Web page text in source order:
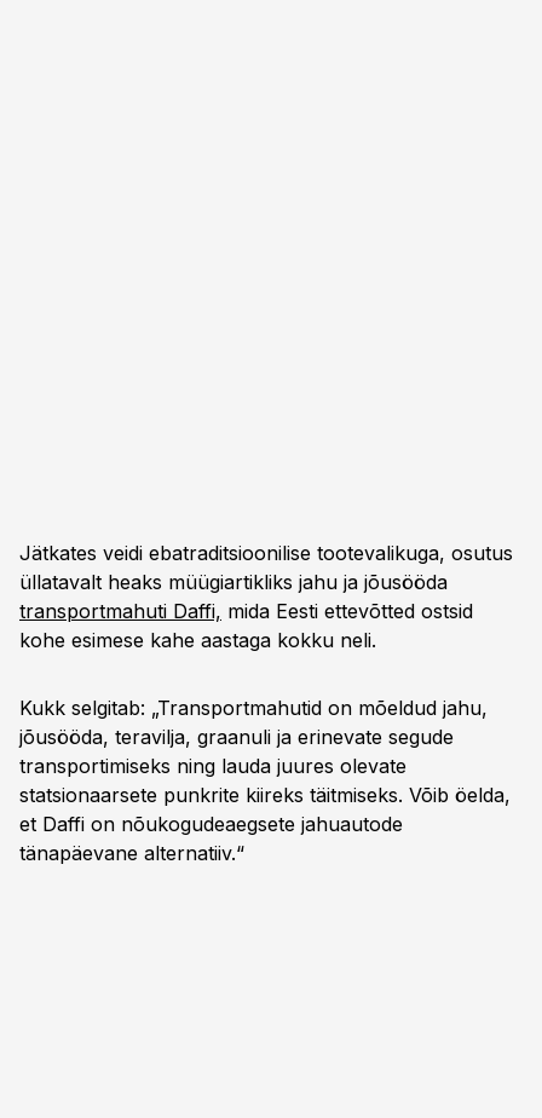
Jätkates veidi ebatraditsioonilise tootevalikuga, osutus
üllatavalt heaks müügiartikliks jahu ja jõusööda
transportmahuti Daffi, mida Eesti ettevõtted ostsid
kohe esimese kahe aastaga kokku neli.
Kukk selgitab: „Transportmahutid on mõeldud jahu,
jõusööda, teravilja, graanuli ja erinevate segude
transportimiseks ning lauda juures olevate
statsionaarsete punkrite kiireks täitmiseks. Võib öelda,
et Daffi on nõukogudeaegsete jahuautode
tänapäevane alternatiiv.“